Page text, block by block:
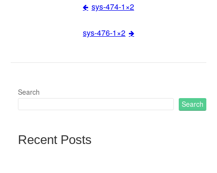
sys-474-1×2
sys-476-1×2
Search
Search
Recent Posts